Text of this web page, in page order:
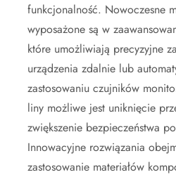
funkcjonalność. Nowoczesne
wyposażone są w
które umożliwiają precyzyjne
urządzenia zdalnie lub
zastosowaniu czujników
liny możliwe jest uniknięcie
zwiększenie bezpieczeństwa
Innowacyjne rozwiązania
zastosowanie materiałów